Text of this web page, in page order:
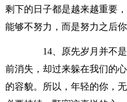
剩下的日子都是越来越重要
能够不努力，而是努力之后
14、原先岁月并不是
前消失，却过来躲在我们的
的容貌。所以，年轻的你，